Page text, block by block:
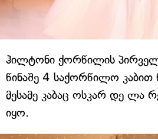
ჰილტონი ქორწილის
წინაშე 4 საქორწილო კაბით
მესამე კაბაც ოსკარ დე ლა
იყო.